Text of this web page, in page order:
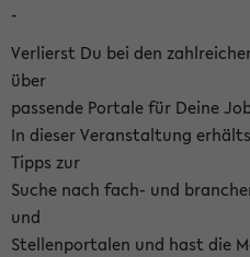
-
Verlierst Du bei den
über
passende Portale für Deine
In dieser Veranstaltung
Tipps zur
Suche nach fach- und
und
Stellenportalen und hast die